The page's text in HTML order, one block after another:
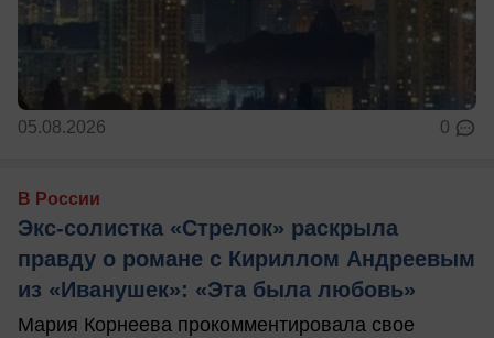
05.08.2026 0
В России
Экс-солистка «Стрелок» раскрыла
правду о романе с Кириллом Андреевым
из «Иванушек»: «Эта была любовь»
Мария Корнеева прокомментировала свое